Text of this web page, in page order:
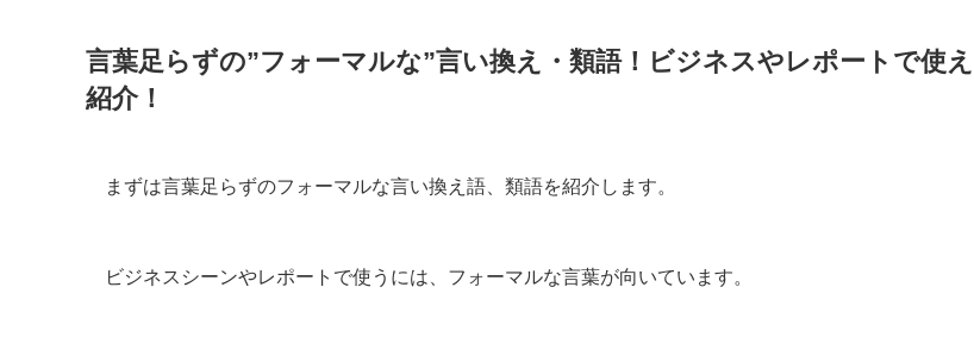
言葉足らずの”フォーマルな”言い換え・類語！ビジネスやレポートで使
紹介！
まずは言葉足らずのフォーマルな言い換え語、類語を紹介します。
ビジネスシーンやレポートで使うには、フォーマルな言葉が向いています。